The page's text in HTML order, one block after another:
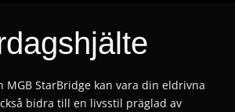
MGB StarBridge kan vara din eldrivna
bidra till en livsstil präglad av